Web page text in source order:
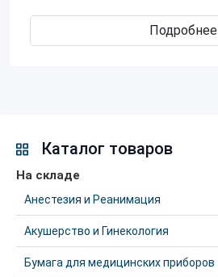
Подробнее
Каталог товаров
На складе
Анестезия и Реанимация
Акушерство и Гинекология
Бумага для медицинских приборов